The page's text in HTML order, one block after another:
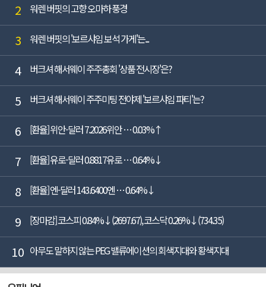
2 워렌 버핏의 고향 오마하 풍경
3 워렌 버핏의 '보르샤임 보석 가게'는...
4 버크셔 해서웨이 주주총회 '상품 전시장'은?
5 버크셔 해서웨이 주주미팅 전야제 '보르샤임 파티'는?
6 [환율] 위안-달러 7.2026위안 … 0.03%↑
7 [환율] 유로-달러 0.8817유로 … 0.64%↓
8 [환율] 엔-달러 143.6400엔 … 0.64%↓
9 [장마감] 코스피 0.84%↓(2697.67), 코스닥 0.26%↓(734.35)
10 아무도 말하지 않는 PEG 밸류에이션의 회색지대와 황색지대